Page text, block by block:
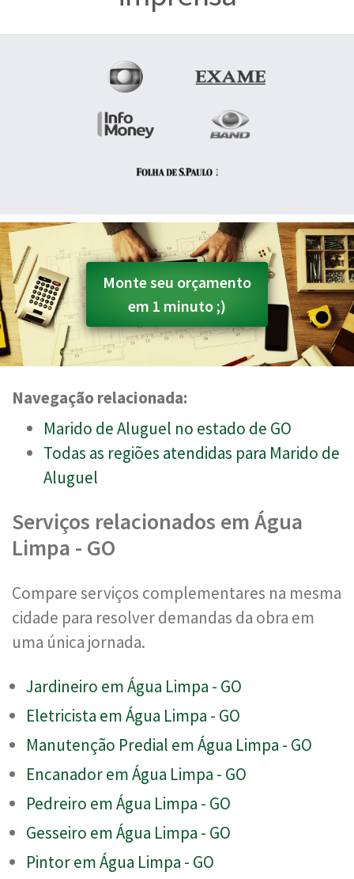
Monte seu orçamento
em 1 minuto ;)
Navegação relacionada:
Marido de Aluguel no estado de GO
Todas as regiões atendidas para Marido de
Aluguel
Serviços relacionados em Água
Limpa - GO
Compare serviços complementares na mesma
cidade para resolver demandas da obra em
uma única jornada.
Jardineiro em Água Limpa - GO
Eletricista em Água Limpa - GO
Manutenção Predial em Água Limpa - GO
Encanador em Água Limpa - GO
Pedreiro em Água Limpa - GO
Gesseiro em Água Limpa - GO
Pintor em Água Limpa - GO